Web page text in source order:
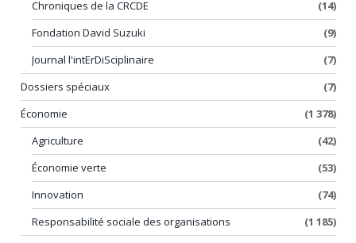
Chroniques de la CRCDE
(14)
Fondation David Suzuki
(9)
Journal l'intErDiSciplinaire
(7)
Dossiers spéciaux
(7)
Économie
(1 378)
Agriculture
(42)
Économie verte
(53)
Innovation
(74)
Responsabilité sociale des organisations
(1 185)